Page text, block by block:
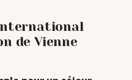
de Vienne